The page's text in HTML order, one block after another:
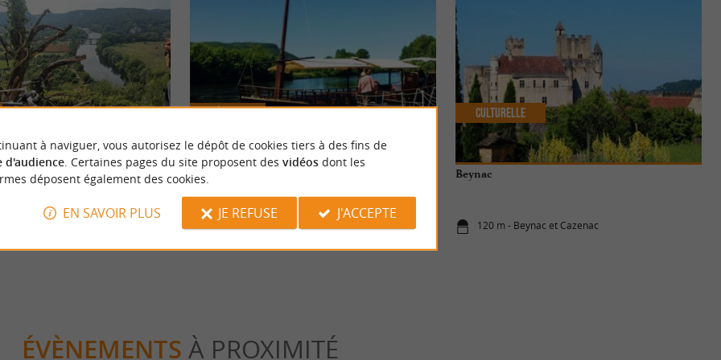
la Vallée de la Dordogne à vélo Les gabarres de Beynac
120 m - Beynac et Cazenac
Détente
Beynac
120 m - Beynac et Cazenac
Culturelle
ÉVÈNEMENTS À PROXIMITÉ
à naviguer, vous autorisez le dépôt de cookies tiers à des fins de
d'audience. Certaines pages du site proposent des vidéosdont les
déposent également des cookies.
EN SAVOIR PLUS JE REFUSE J'ACCEPTE